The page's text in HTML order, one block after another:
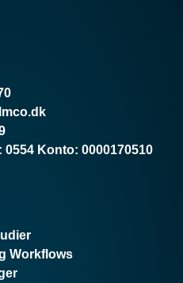
0554 Konto: 0000170510
Workflows